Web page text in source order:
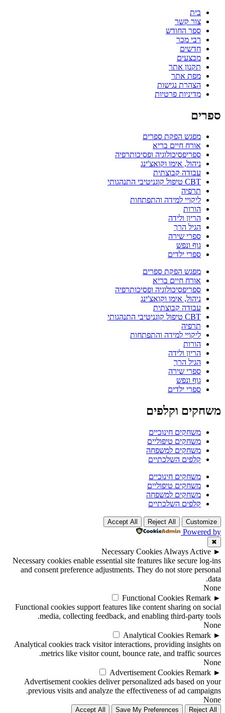
בית
צור קשר
ספר החודש
רבי מכר
חדשים
מבצעים
תקנון אתר
מפת אתר
הצהרת נגישות
מדיניות פרטיות
ספרים
מפגש הפקת ספרים
אורח חיים בריא
ספריפסיכולוגיה ופסיכותרפיה
ניהול, אימו וקואצ'ינג
עבודה קבוצתית
CBT טיפול קוגניטיבי התנהגותי
תרפיה
ליקויי למידה והתפתחות
הורות
הריון ולידה
הגיל הרך
ספרי שירה
גוף ונפש
ספרי ילדים
מפגש הפקת ספרים
אורח חיים בריא
ספריפסיכולוגיה ופסיכותרפיה
ניהול, אימו וקואצ'ינג
עבודה קבוצתית
CBT טיפול קוגניטיבי התנהגותי
תרפיה
ליקויי למידה והתפתחות
הורות
הריון ולידה
הגיל הרך
ספרי שירה
גוף ונפש
ספרי ילדים
משחקים וקלפים
משחקים חינוכיים
משחקים טיפוליים
משחקים למשפחה
קלפים השלכתיים
משחקים חינוכיים
משחקים טיפוליים
משחקים למשפחה
קלפים השלכתיים
Customize
Reject All
Accept All
Powered by
✖
►
Necessary Cookies Always Active
Necessary cookies enable essential site features like secure log-ins
and consent preference adjustments. They do not store personal
data.
None
►
Functional Cookies Remark
Functional cookies support features like content sharing on social
media, collecting feedback, and enabling third-party tools.
None
►
Analytical Cookies Remark
Analytical cookies track visitor interactions, providing insights on
metrics like visitor count, bounce rate, and traffic sources.
None
►
Advertisement Cookies Remark
Advertisement cookies deliver personalized ads based on your
previous visits and analyze the effectiveness of ad campaigns.
None
Reject All
Save My Preferences
Accept All